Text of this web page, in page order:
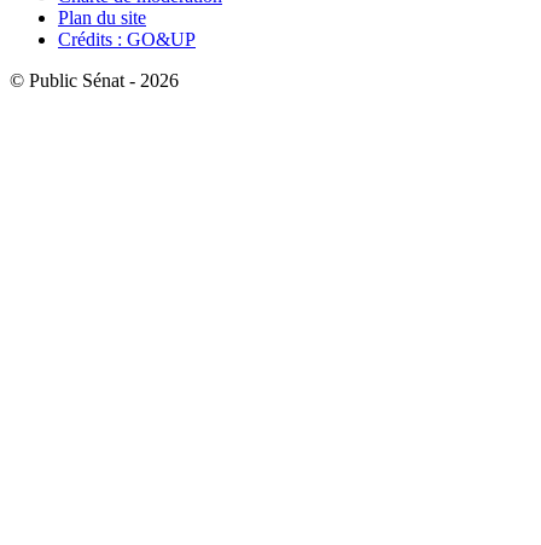
Plan du site
Crédits : GO&UP
© Public Sénat - 2026